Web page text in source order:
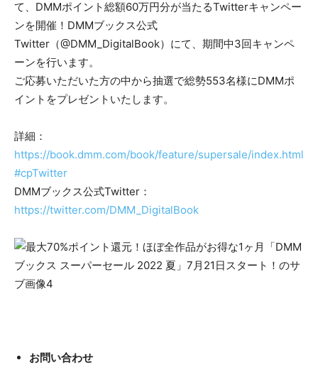
て、DMMポイント総額60万円分が当たるTwitterキャンペー
ンを開催！DMMブックス公式
Twitter（@DMM_DigitalBook）にて、期間中3回キャンペ
ーンを行います。
ご応募いただいた方の中から抽選で総勢553名様にDMMポ
イントをプレゼントいたします。
詳細：
https://book.dmm.com/book/feature/supersale/index.html
#cpTwitter
DMMブックス公式Twitter：
https://twitter.com/DMM_DigitalBook
お問い合わせ